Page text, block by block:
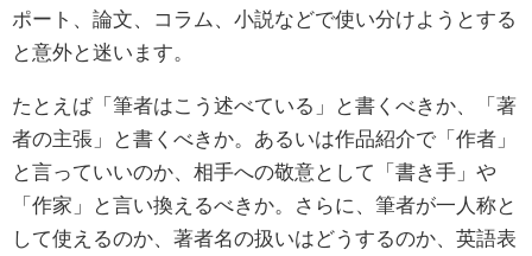
ポート、論文、コラム、小説などで使い分けようとする
と意外と迷います。
たとえば「筆者はこう述べている」と書くべきか、「著
者の主張」と書くべきか。あるいは作品紹介で「作者」
と言っていいのか、相手への敬意として「書き手」や
「作家」と言い換えるべきか。さらに、筆者が一人称と
して使えるのか、著者名の扱いはどうするのか、英語表